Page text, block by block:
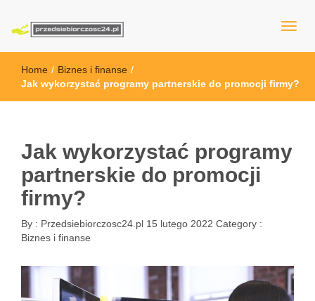
przedsiebiorczosc24.pl
Home / Biznes i finanse /
Jak wykorzystać programy partnerskie do promocji firmy?
Jak wykorzystać programy
partnerskie do promocji
firmy?
By : Przedsiebiorczosc24.pl 15 lutego 2022 Category :
Biznes i finanse